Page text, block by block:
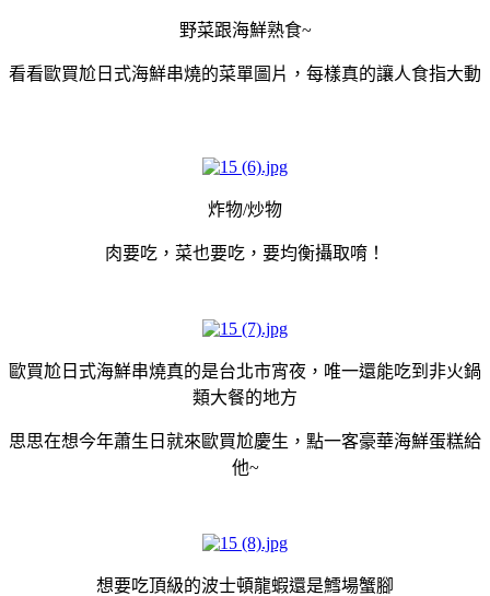
野菜跟海鮮熟食~
看看歐買尬日式海鮮串燒的菜單圖片，每樣真的讓人食指大動
炸物/炒物
肉要吃，菜也要吃，要均衡攝取唷！
歐買尬日式海鮮串燒真的是台北市宵夜，唯一還能吃到非火鍋
類大餐的地方
思思在想今年蕭生日就來歐買尬慶生，點一客豪華海鮮蛋糕給
他~
想要吃頂級的波士頓龍蝦還是鱈場蟹腳